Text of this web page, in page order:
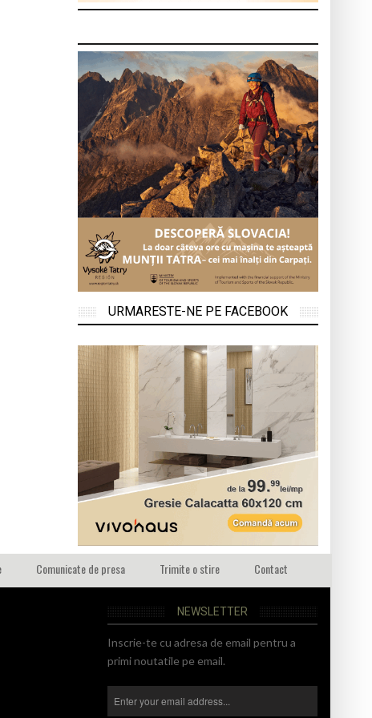
URMARESTE-NE PE FACEBOOK
Comunicate de presa Trimite o stire Contact
NEWSLETTER
Inscrie-te cu adresa de email pentru a
primi noutatile pe email.